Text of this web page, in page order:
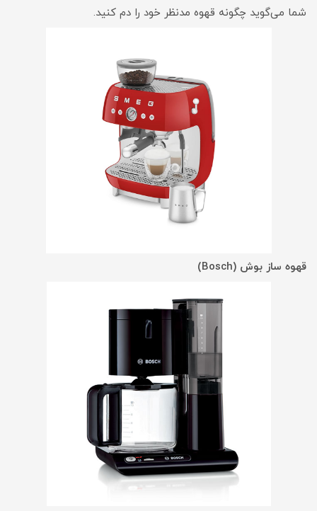
شما می‌گوید چگونه قهوه مدنظر خود را دم کنید.
قهوه ساز بوش (Bosch)